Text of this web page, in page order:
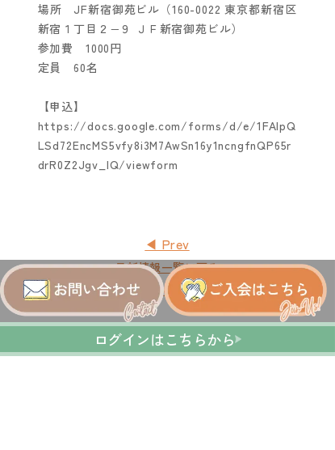
場所 JF新宿御苑ビル（160-0022 東京都新宿区
新宿１丁目２−９ ＪＦ新宿御苑ビル）
参加費 1000円
定員 60名
【申込】
https://docs.google.com/forms/d/e/1FAIpQ
LSd72EncMS5vfy8i3M7AwSn16y1ncngfnQP65r
drR0Z2Jgv_IQ/viewform
◀ Prev
最新情報一覧に戻る
Next ▶
ログインはこちらから